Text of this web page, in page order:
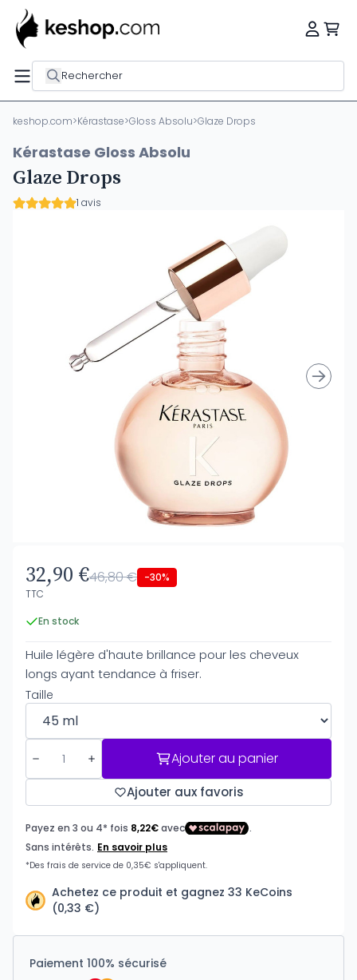
Rechercher
keshop.com>Kérastase>Gloss Absolu>Glaze Drops
Kérastase Gloss Absolu
Glaze Drops
1 avis
32,90 €46,80 € -30%
TTC
En stock
Huile légère d'haute brillance pour les cheveux
longs ayant tendance à friser.
Taille
Ajouter au panier
Ajouter aux favoris
Achetez ce produit et gagnez 33 KeCoins
(0,33 €)
Paiement 100% sécurisé